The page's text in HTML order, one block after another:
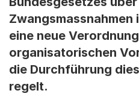
eine neue
organisatorischen
die Durchführung
regelt.